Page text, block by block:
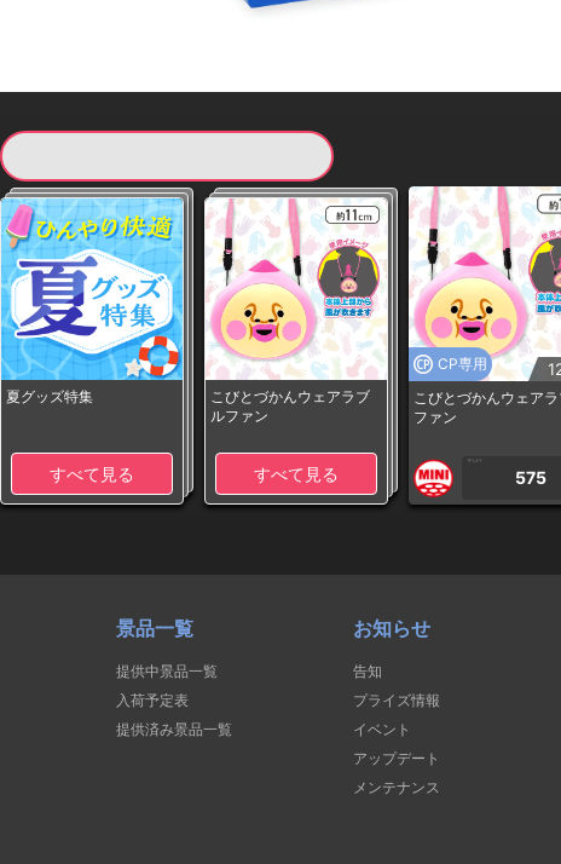
夏グッズ特集
すべて見る
こびとづかんウェアラブ
ルファン
すべて見る
CP専用
こびとづかんウェア
ファン
1PLAY
575
景品一覧
提供中景品一覧
入荷予定表
提供済み景品一覧
お知らせ
告知
プライズ情報
イベント
アップデート
メンテナンス